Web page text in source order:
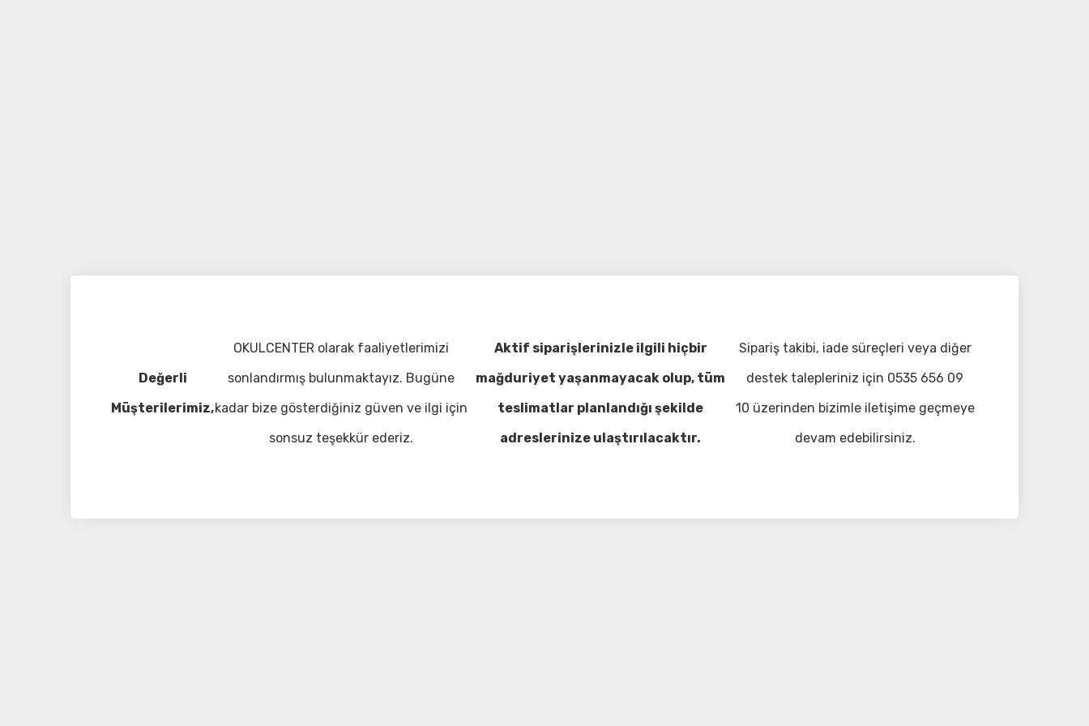
Değerli
Müşterilerimiz,
OKULCENTER olarak faaliyetlerimizi
sonlandırmış bulunmaktayız. Bugüne
kadar bize gösterdiğiniz güven ve ilgi için
sonsuz teşekkür ederiz.
Aktif siparişlerinizle ilgili hiçbir
mağduriyet yaşanmayacak olup, tüm
teslimatlar planlandığı şekilde
adreslerinize ulaştırılacaktır.
Sipariş takibi, iade süreçleri veya diğer
destek talepleriniz için 0535 656 09
10 üzerinden bizimle iletişime geçmeye
devam edebilirsiniz.